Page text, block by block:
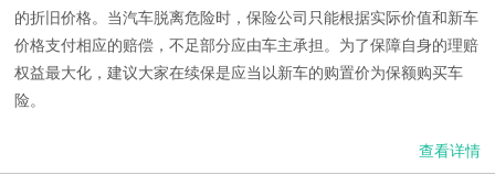
的折旧价格。当汽车脱离危险时，保险公司只能根据实际价值和新车
价格支付相应的赔偿，不足部分应由车主承担。为了保障自身的理赔
权益最大化，建议大家在续保是应当以新车的购置价为保额购买车
险。
查看详情